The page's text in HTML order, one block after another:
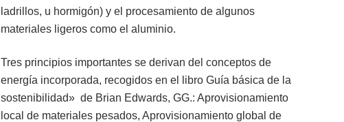
ladrillos, u hormigón) y el procesamiento de algunos
materiales ligeros como el aluminio.
Tres principios importantes se derivan del conceptos de
energía incorporada, recogidos en el libro Guía básica de la
sostenibilidad» de Brian Edwards, GG.: Aprovisionamiento
local de materiales pesados, Aprovisionamiento global de